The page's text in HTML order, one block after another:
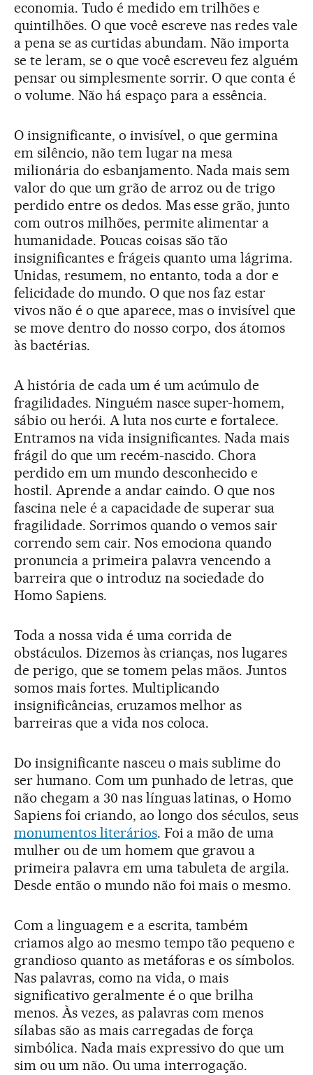
economia. Tudo é medido em trilhões e
quintilhões. O que você escreve nas redes vale
a pena se as curtidas abundam. Não importa
se te leram, se o que você escreveu fez alguém
pensar ou simplesmente sorrir. O que conta é
o volume. Não há espaço para a essência.
O insignificante, o invisível, o que germina
em silêncio, não tem lugar na mesa
milionária do esbanjamento. Nada mais sem
valor do que um grão de arroz ou de trigo
perdido entre os dedos. Mas esse grão, junto
com outros milhões, permite alimentar a
humanidade. Poucas coisas são tão
insignificantes e frágeis quanto uma lágrima.
Unidas, resumem, no entanto, toda a dor e
felicidade do mundo. O que nos faz estar
vivos não é o que aparece, mas o invisível que
se move dentro do nosso corpo, dos átomos
às bactérias.
A história de cada um é um acúmulo de
fragilidades. Ninguém nasce super-homem,
sábio ou herói. A luta nos curte e fortalece.
Entramos na vida insignificantes. Nada mais
frágil do que um recém-nascido. Chora
perdido em um mundo desconhecido e
hostil. Aprende a andar caindo. O que nos
fascina nele é a capacidade de superar sua
fragilidade. Sorrimos quando o vemos sair
correndo sem cair. Nos emociona quando
pronuncia a primeira palavra vencendo a
barreira que o introduz na sociedade do
Homo Sapiens.
Toda a nossa vida é uma corrida de
obstáculos. Dizemos às crianças, nos lugares
de perigo, que se tomem pelas mãos. Juntos
somos mais fortes. Multiplicando
insignificâncias, cruzamos melhor as
barreiras que a vida nos coloca.
Do insignificante nasceu o mais sublime do
ser humano. Com um punhado de letras, que
não chegam a 30 nas línguas latinas, o Homo
Sapiens foi criando, ao longo dos séculos, seus
monumentos literários. Foi a mão de uma
mulher ou de um homem que gravou a
primeira palavra em uma tabuleta de argila.
Desde então o mundo não foi mais o mesmo.
Com a linguagem e a escrita, também
criamos algo ao mesmo tempo tão pequeno e
grandioso quanto as metáforas e os símbolos.
Nas palavras, como na vida, o mais
significativo geralmente é o que brilha
menos. Às vezes, as palavras com menos
sílabas são as mais carregadas de força
simbólica. Nada mais expressivo do que um
sim ou um não. Ou uma interrogação.